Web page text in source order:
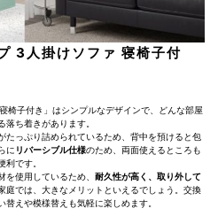
3人掛けソファ 寝椅子付
椅子付き」はシンプルなデザインで、どんな部屋
落ち着きがあります。
たっぷり詰められているため、背中を預けると包
に リバーシブル仕様のため、両面使えるところも
利です。
を使用しているため、 耐久性が高く、取り外して
庭では、大きなメリットといえるでしょう。交換
替えや模様替えも気軽に楽しめます。